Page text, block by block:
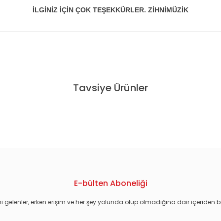
İLGİNİZ İÇİN ÇOK TEŞEKKÜRLER. ZİHNİMÜZİK
Tavsiye Ürünler
E-bülten Aboneliği
gelenler, erken erişim ve her şey yolunda olup olmadığına dair içeriden